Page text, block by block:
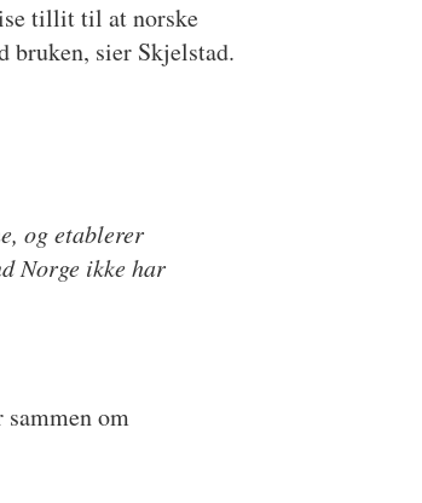
tillit til at norske
bruken, sier Skjelstad.
og etablerer
Norge ikke har
om